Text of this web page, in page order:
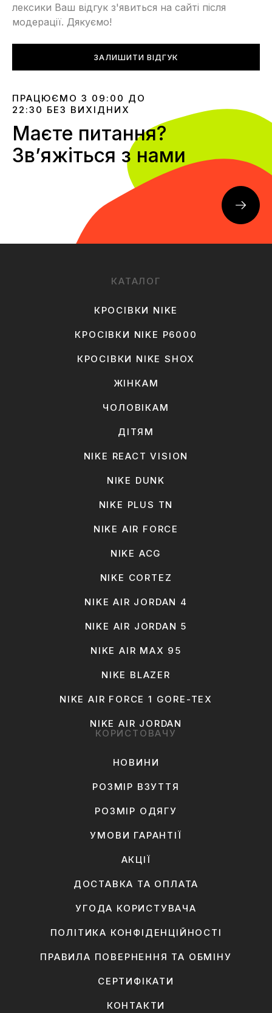
лексики Ваш відгук з'явиться на сайті після
модерації. Дякуємо!
ЗАЛИШИТИ ВІДГУК
ПРАЦЮЄМО З 09:00 ДО
22:30 БЕЗ ВИХІДНИХ
Маєте питання?
Звʼяжіться з нами
КАТАЛОГ
КРОСІВКИ NIKE
КРОСІВКИ NIKE P6000
КРОСІВКИ NIKE SHOX
ЖІНКАМ
ЧОЛОВІКАМ
ДІТЯМ
NIKE REACT VISION
NIKE DUNK
NIKE PLUS TN
NIKE AIR FORCE
NIKE ACG
NIKE CORTEZ
NIKE AIR JORDAN 4
NIKE AIR JORDAN 5
NIKE AIR MAX 95
NIKE BLAZER
NIKE AIR FORCE 1 GORE-TEX
NIKE AIR JORDAN
КОРИСТОВАЧУ
НОВИНИ
РОЗМІР ВЗУТТЯ
РОЗМІР ОДЯГУ
УМОВИ ГАРАНТІЇ
АКЦІЇ
ДОСТАВКА ТА ОПЛАТА
УГОДА КОРИСТУВАЧА
ПОЛІТИКА КОНФІДЕНЦІЙНОСТІ
ПРАВИЛА ПОВЕРНЕННЯ ТА ОБМІНУ
СЕРТИФІКАТИ
КОНТАКТИ